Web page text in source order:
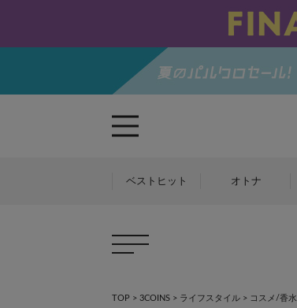
ベストヒット オトナ
TOP > 3COINS > ライフスタイル > コスメ/香水